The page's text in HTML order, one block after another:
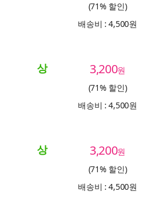
(71% 할인)
배송비 : 4,500원
상 3,200원
(71% 할인)
배송비 : 4,500원
상 3,200원
(71% 할인)
배송비 : 4,500원